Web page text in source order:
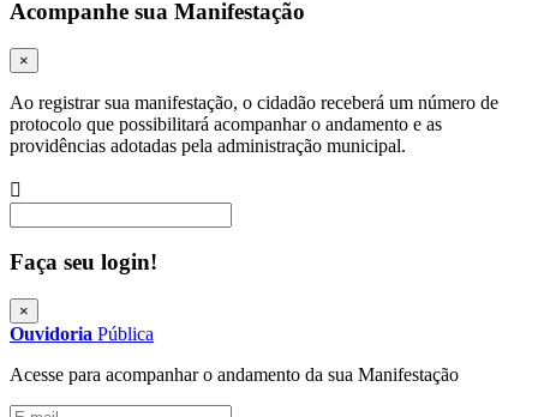
Acompanhe sua Manifestação
×
Ao registrar sua manifestação, o cidadão receberá um número de
protocolo que possibilitará acompanhar o andamento e as
providências adotadas pela administração municipal.
Faça seu login!
×
Ouvidoria Pública
Acesse para acompanhar o andamento da sua Manifestação